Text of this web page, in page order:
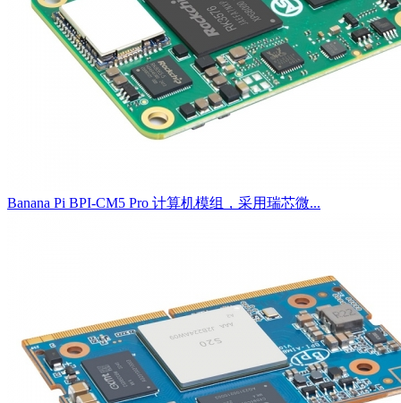
Banana Pi BPI-CM5 Pro 计算机模组，采用瑞芯微...